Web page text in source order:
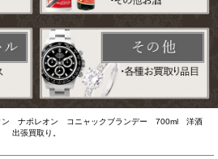
ン ナポレオン コニャックブランデー 700ml 洋酒
出張買取り。